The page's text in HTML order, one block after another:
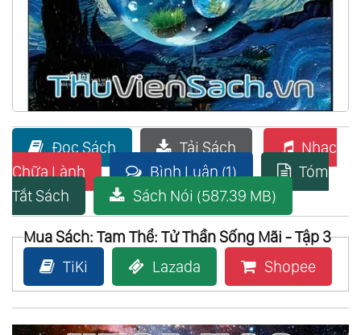
Đọc Sách Tải Sách
Nhạc
Chữa Lành
Bình Luận (1)
Tóm
Tắt Sách
Sách Nói (587.39 MB)
Mua Sách: Tam Thể: Tử Thần Sống Mãi​ - Tập 3
TiKi
Lazada Shopee